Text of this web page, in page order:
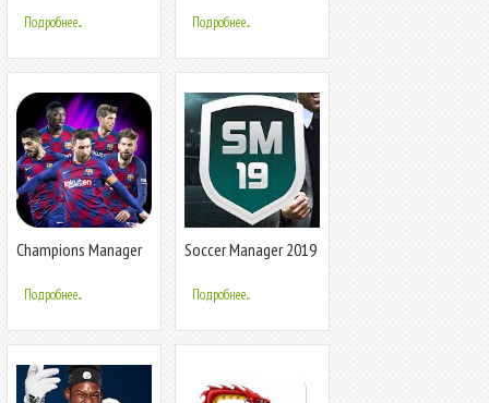
Подробнее...
2020 - Manager Game
Подробнее...
Champions Manager
Football Game
Подробнее...
Soccer Manager 2019
Management Game
Подробнее...